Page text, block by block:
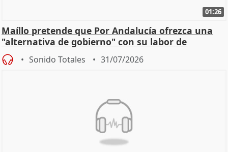
01:26
Maíllo pretende que Por Andalucía ofrezca una
"alternativa de gobierno" con su labor de
oposición
Sonido Totales 31/07/2026